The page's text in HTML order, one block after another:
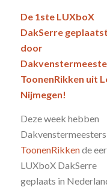
De 1ste LUXboX
DakSerre geplaatst
door
ToonenRikken uit
Nijmegen!
Deze week hebben
Dakvenstermeesters
ToonenRikkende
LUXboX DakSerre
geplaats in